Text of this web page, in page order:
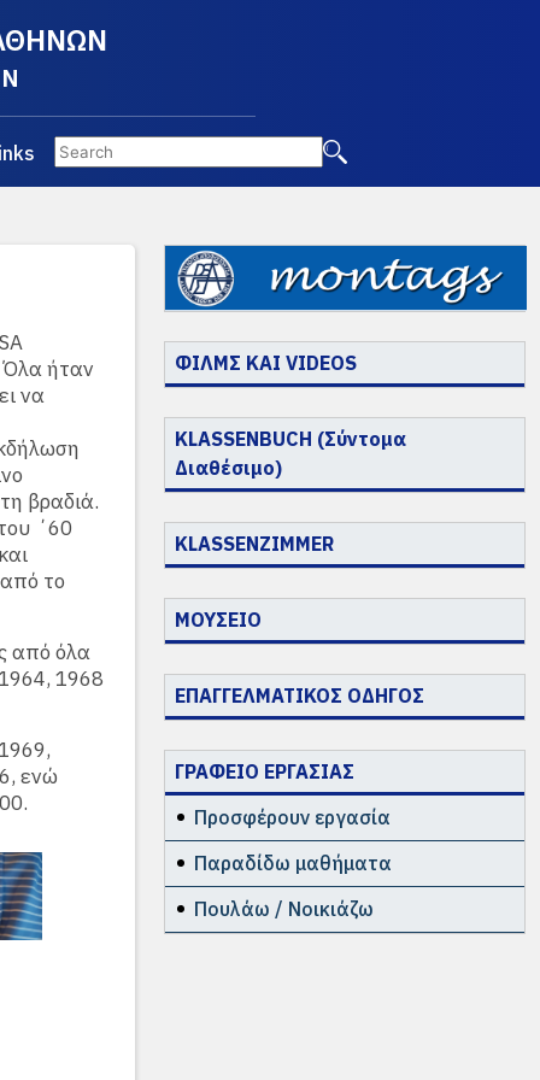
Όλα ήταν
να
βραδιά.
΄60
το
από όλα
1968
ενώ
ΦΙΛΜΣ ΚΑΙ VIDEOS
KLASSENBUCH (Σύντομα
Διαθέσιμο)
KLASSENZIMMER
ΜΟΥΣΕΙΟ
ΕΠΑΓΓΕΛΜΑΤΙΚΟΣ ΟΔΗΓΟΣ
ΓΡΑΦΕΙΟ ΕΡΓΑΣΙΑΣ
Προσφέρουν εργασία
Παραδίδω μαθήματα
Πουλάω / Νοικιάζω